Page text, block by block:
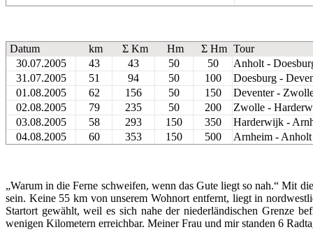
Datum km Σ Km Hm Σ Hm Tour
30.07.2005
43 43 50 50 Anholt -
31.07.2005
51 94 50 100 Doesburg -
01.08.2005
62 156 50 150 Deventer -
02.08.2005
79 235 50 200 Zwolle -
03.08.2005
58 293 150 350 Harderwijk -
04.08.2005
60 353 150 500 Arnheim - Anholt
„Warum in die Ferne schweifen, wenn das Gute liegt so nah.“ Mit
sein. Keine 55 km von unserem Wohnort entfernt, liegt in
Startort gewählt, weil es sich nahe der niederländischen Grenze
wenigen Kilometern erreichbar. Meiner Frau und mir standen 6